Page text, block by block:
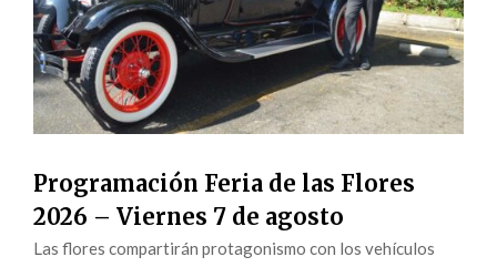
Programación Feria de las Flores
2026 – Viernes 7 de agosto
Las flores compartirán protagonismo con los vehículos